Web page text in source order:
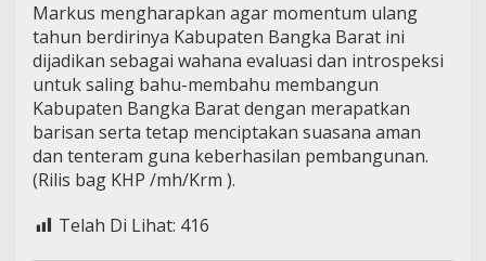
Markus mengharapkan agar momentum ulang
tahun berdirinya Kabupaten Bangka Barat ini
dijadikan sebagai wahana evaluasi dan introspeksi
untuk saling bahu-membahu membangun
Kabupaten Bangka Barat dengan merapatkan
barisan serta tetap menciptakan suasana aman
dan tenteram guna keberhasilan pembangunan.
(Rilis bag KHP /mh/Krm ).
Telah Di Lihat: 416